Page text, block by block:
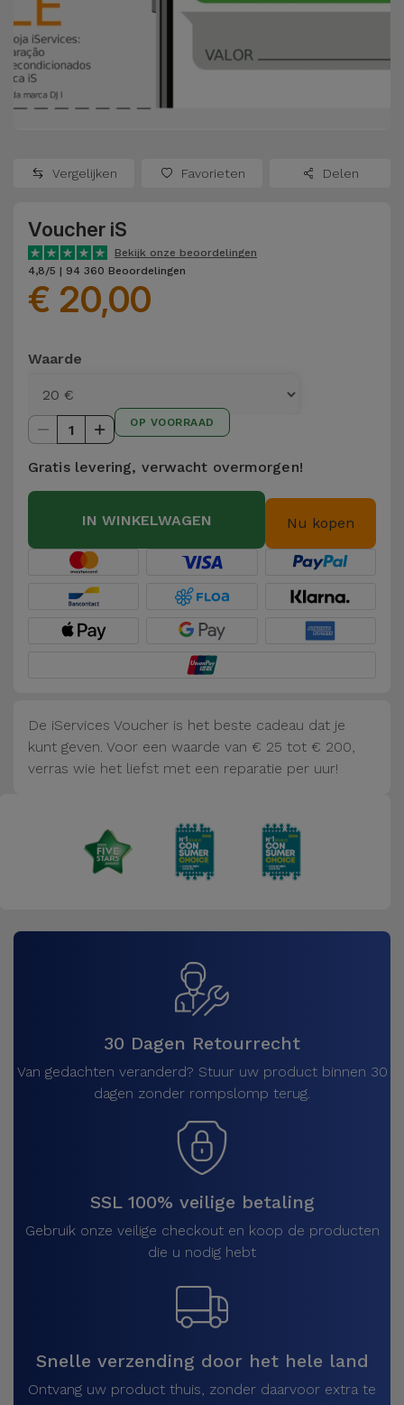
Samsung
Xiaomi
Oppo
OnePlus
Google
Andere
merken
Refurbished
Apple
Watches
Refurbished
Refurbished
Refurbished
Consoles
Bekijk
Adapters
Hoezen en
Schermbeschermers
Hoofdtelefoons
en
Luidsprekers
en Bandjes
Telefoonketens
Gadgets
en Huis
Portemonnees,
Tassen en
Koffers
Mobiliteit,
Computer
Aaccessoires
iPad en
Bekijk
Vergelijken Favorieten Delen
Voucher iS
Bekijk onze beoordelingen
4,8/5 | 94 360 Beoordelingen
€ 20,00
Waarde
1 OP VOORRAAD
Gratis levering, verwacht overmorgen!
IN WINKELWAGEN Nu kopen
De iServices Voucher is het beste cadeau dat je
kunt geven. Voor een waarde van € 25 tot € 200,
verras wie het liefst met een reparatie per uur!
30 Dagen Retourrecht
Van gedachten veranderd? Stuur uw product binnen 30
dagen zonder rompslomp terug.
SSL 100% veilige betaling
Gebruik onze veilige checkout en koop de producten
die u nodig hebt
Snelle verzending door het hele land
Ontvang uw product thuis, zonder daarvoor extra te